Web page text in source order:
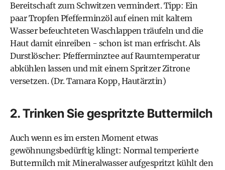
Bereitschaft zum Schwitzen vermindert. Tipp: Ein
paar Tropfen Pfefferminzöl auf einen mit kaltem
Wasser befeuchteten Waschlappen träufeln und die
Haut damit einreiben - schon ist man erfrischt. Als
Durstlöscher: Pfefferminztee auf Raumtemperatur
abkühlen lassen und mit einem Spritzer Zitrone
versetzen. (Dr. Tamara Kopp, Hautärztin)
2. Trinken Sie gespritzte Buttermilch
Auch wenn es im ersten Moment etwas
gewöhnungsbedürftig klingt: Normal temperierte
Buttermilch mit Mineralwasser aufgespritzt kühlt den